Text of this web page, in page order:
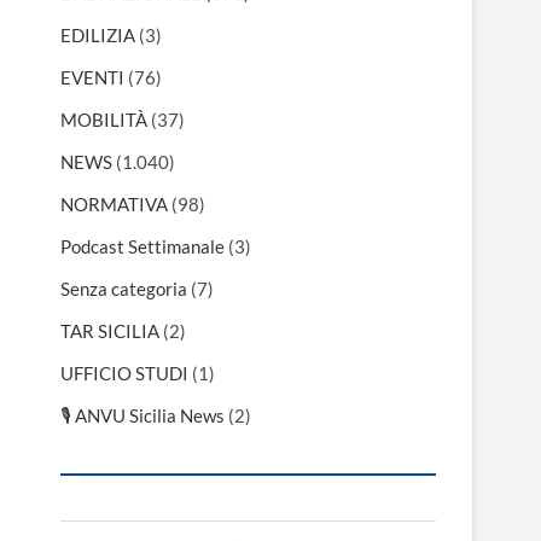
EDILIZIA (3)
EVENTI (76)
MOBILITÀ (37)
NEWS (1.040)
NORMATIVA (98)
Podcast Settimanale (3)
Senza categoria (7)
TAR SICILIA (2)
UFFICIO STUDI (1)
🎙 ANVU Sicilia News (2)